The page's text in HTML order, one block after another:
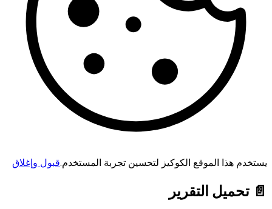
يستخدم هذا الموقع الكوكيز لتحسين تجربة المستخدم.قبول وإغلاق
📄 تحميل التقرير